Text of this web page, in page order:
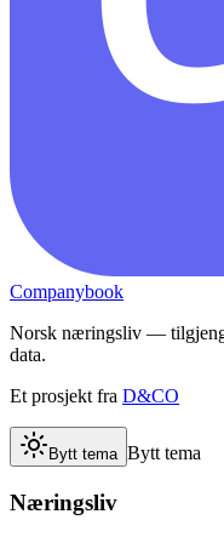
Companybook
Norsk næringsliv —
data.
Et prosjekt fra D&CO
Bytt tema Bytt tema
Næringsliv